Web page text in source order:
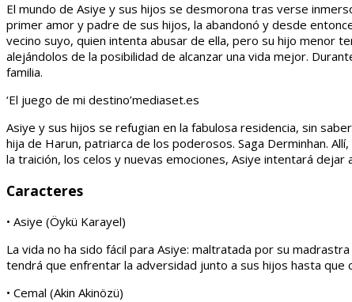
El mundo de Asiye y sus hijos se desmorona tras verse
primer amor y padre de sus hijos, la abandonó y desde
vecino suyo, quien intenta abusar de ella, pero su hijo menor
alejándolos de la posibilidad de alcanzar una vida mejor.
familia.
‘El juego de mi destino’mediaset.es
Asiye y sus hijos se refugian en la fabulosa residencia, sin
hija de Harun, patriarca de los poderosos. Saga Derminhan.
la traición, los celos y nuevas emociones, Asiye intentará
Caracteres
• Asiye (Öykü Karayel)
La vida no ha sido fácil para Asiye: maltratada por su
tendrá que enfrentar la adversidad junto a sus hijos hasta que
• Cemal (Akin Akinözü)